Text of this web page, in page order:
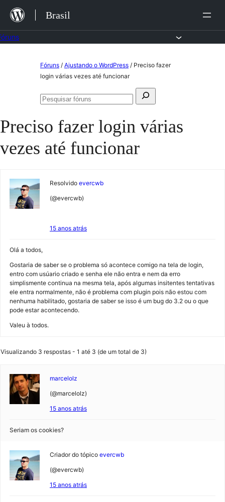
para
o
Brasil
Fóruns / Ajustando o WordPress / Preciso fazer
login várias vezes até funcionar
Pesquisar
Pesquisar
Preciso fazer login várias
vezes até funcionar
Resolvido evercwb
(@evercwb)
15 anos atrás
Olá a todos,
Gostaria de saber se o problema só acontece comigo na tela de login,
entro com usúario criado e senha ele não entra e nem da erro
simplismente continua na mesma tela, após algumas insitentes tentativas
ele entra normalmente, não é problema com plugin pois não estou com
nenhuma habilitado, gostaria de saber se isso é um bug do 3.2 ou o que
pode estar acontecendo.
Valeu à todos.
Visualizando 3 respostas - 1 até 3 (de um total de 3)
marcelolz
(@marcelolz)
15 anos atrás
Seriam os cookies?
Criador do tópico evercwb
(@evercwb)
15 anos atrás